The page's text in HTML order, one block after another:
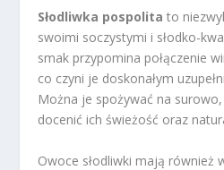
Słodliwka pospolita to
swoimi soczystymi i słodko-
smak przypomina połączenie
co czyni je doskonałym
Można je spożywać na
docenić ich świeżość oraz
Owoce słodliwki mają również